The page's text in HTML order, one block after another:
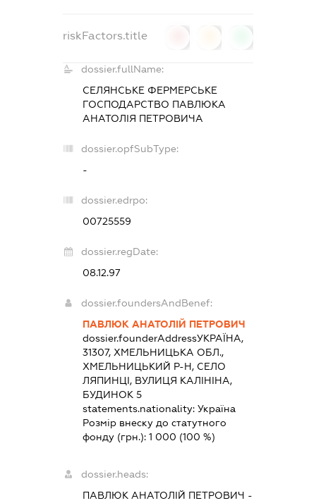
riskFactors.title
dossier.fullName:
СЕЛЯНСЬКЕ ФЕРМЕРСЬКЕ
ГОСПОДАРСТВО ПАВЛЮКА
АНАТОЛІЯ ПЕТРОВИЧА
dossier.opfSubType:
-
dossier.edrpo:
00725559
dossier.regDate:
08.12.97
dossier.foundersAndBenef:
ПАВЛЮК АНАТОЛІЙ ПЕТРОВИЧ
dossier.founderAddressУКРАЇНА,
31307, ХМЕЛЬНИЦЬКА ОБЛ.,
ХМЕЛЬНИЦЬКИЙ Р-Н, СЕЛО
ЛЯПИНЦІ, ВУЛИЦЯ КАЛІНІНА,
БУДИНОК 5
statements.nationality: Україна
Розмір внеску до статутного
фонду (грн.): 1 000 (100 %)
dossier.heads:
ПАВЛЮК АНАТОЛІЙ ПЕТРОВИЧ -